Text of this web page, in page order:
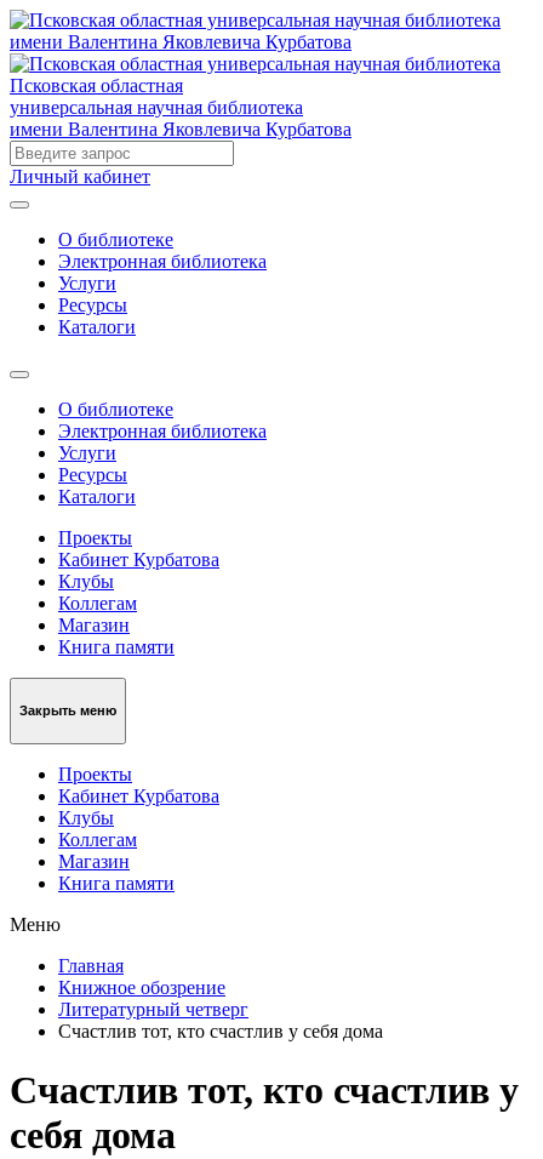
Псковская областная
универсальная научная библиотека
имени Валентина Яковлевича Курбатова
Личный кабинет
О библиотеке
Электронная библиотека
Услуги
Ресурсы
Каталоги
О библиотеке
Электронная библиотека
Услуги
Ресурсы
Каталоги
Проекты
Кабинет Курбатова
Клубы
Коллегам
Магазин
Книга памяти
Закрыть меню
Проекты
Кабинет Курбатова
Клубы
Коллегам
Магазин
Книга памяти
Меню
Главная
Книжное обозрение
Литературный четверг
Счастлив тот, кто счастлив у себя дома
Счастлив тот, кто счастлив у
себя дома